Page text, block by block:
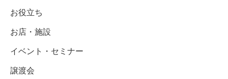
お役立ち
お店・施設
イベント・セミナー
譲渡会